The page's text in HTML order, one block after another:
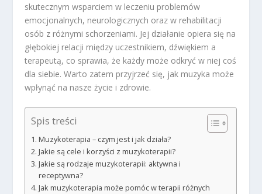
skutecznym wsparciem w leczeniu problemów
emocjonalnych, neurologicznych oraz w rehabilitacji
osób z różnymi schorzeniami. Jej działanie opiera się na
głębokiej relacji między uczestnikiem, dźwiękiem a
terapeutą, co sprawia, że każdy może odkryć w niej coś
dla siebie. Warto zatem przyjrzeć się, jak muzyka może
wpłynąć na nasze życie i zdrowie.
Spis treści
Muzykoterapia – czym jest i jak działa?
Jakie są cele i korzyści z muzykoterapii?
Jakie są rodzaje muzykoterapii: aktywna i
receptywna?
Jak muzykoterapia może pomóc w terapii różnych